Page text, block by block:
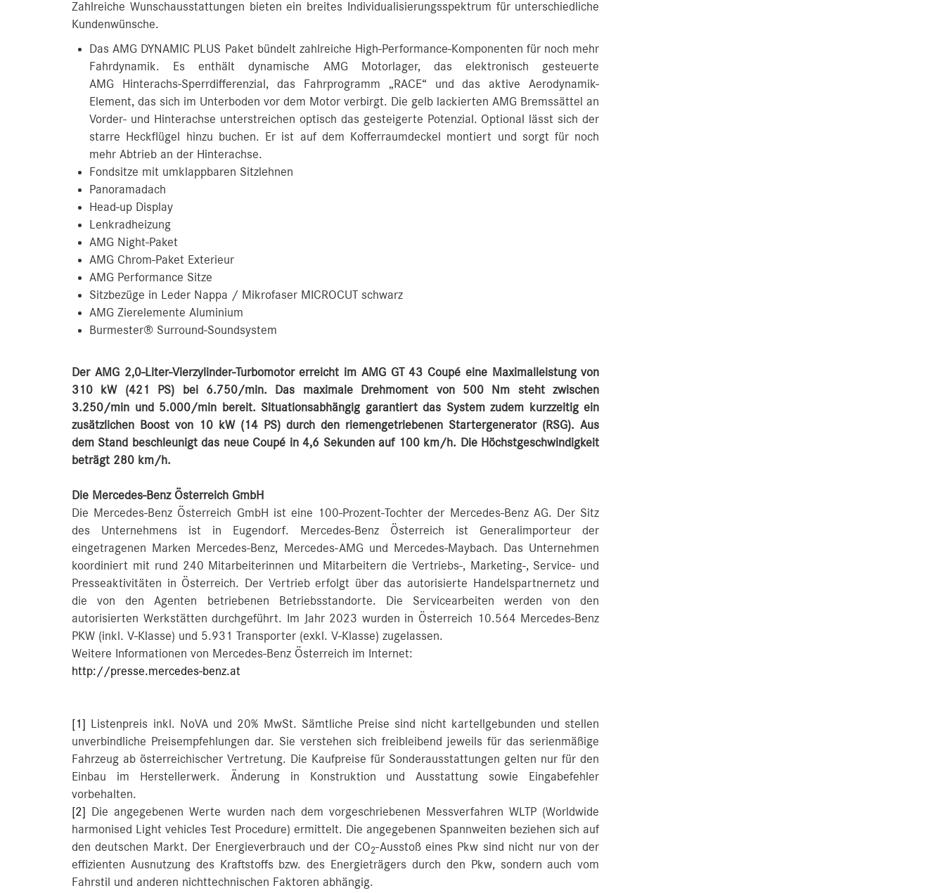
Zahlreiche Wunschausstattungen bieten ein breites Individualisierungsspektrum für unterschiedliche
Kundenwünsche.
Das AMG DYNAMIC PLUS Paket bündelt zahlreiche High-Performance-Komponenten für noch mehr
Fahrdynamik. Es enthält dynamische AMG Motorlager, das elektronisch gesteuerte
AMG Hinterachs-Sperrdifferenzial, das Fahrprogramm „RACE“ und das aktive Aerodynamik-
Element, das sich im Unterboden vor dem Motor verbirgt. Die gelb lackierten AMG Bremssättel an
Vorder- und Hinterachse unterstreichen optisch das gesteigerte Potenzial. Optional lässt sich der
starre Heckflügel hinzu buchen. Er ist auf dem Kofferraumdeckel montiert und sorgt für noch
mehr Abtrieb an der Hinterachse.
Fondsitze mit umklappbaren Sitzlehnen
Panoramadach
Head-up Display
Lenkradheizung
AMG Night-Paket
AMG Chrom-Paket Exterieur
AMG Performance Sitze
Sitzbezüge in Leder Nappa / Mikrofaser MICROCUT schwarz
AMG Zierelemente Aluminium
Burmester® Surround-Soundsystem
Der AMG 2,0-Liter-Vierzylinder-Turbomotor erreicht im AMG GT 43 Coupé eine Maximalleistung von
310 kW (421 PS) bei 6.750/min. Das maximale Drehmoment von 500 Nm steht zwischen
3.250/min und 5.000/min bereit. Situationsabhängig garantiert das System zudem kurzzeitig ein
zusätzlichen Boost von 10 kW (14 PS) durch den riemengetriebenen Startergenerator (RSG). Aus
dem Stand beschleunigt das neue Coupé in 4,6 Sekunden auf 100 km/h. Die Höchstgeschwindigkeit
beträgt 280 km/h.
Die Mercedes-Benz Österreich GmbH
Die Mercedes-Benz Österreich GmbH ist eine 100-Prozent-Tochter der Mercedes-Benz AG. Der Sitz
des Unternehmens ist in Eugendorf. Mercedes-Benz Österreich ist Generalimporteur der
eingetragenen Marken Mercedes-Benz, Mercedes-AMG und Mercedes-Maybach. Das Unternehmen
koordiniert mit rund 240 Mitarbeiterinnen und Mitarbeitern die Vertriebs-, Marketing-, Service- und
Presseaktivitäten in Österreich. Der Vertrieb erfolgt über das autorisierte Handelspartnernetz und
die von den Agenten betriebenen Betriebsstandorte. Die Servicearbeiten werden von den
autorisierten Werkstätten durchgeführt. Im Jahr 2023 wurden in Österreich 10.564 Mercedes-Benz
PKW (inkl. V-Klasse) und 5.931 Transporter (exkl. V-Klasse) zugelassen.
Weitere Informationen von Mercedes-Benz Österreich im Internet:
http://presse.mercedes-benz.at
[1]
Listenpreis inkl. NoVA und 20% MwSt. Sämtliche Preise sind nicht kartellgebunden und stellen
unverbindliche Preisempfehlungen dar. Sie verstehen sich freibleibend jeweils für das serienmäßige
Fahrzeug ab österreichischer Vertretung. Die Kaufpreise für Sonderausstattungen gelten nur für den
Einbau im Herstellerwerk. Änderung in Konstruktion und Ausstattung sowie Eingabefehler
vorbehalten.
[2]
Die angegebenen Werte wurden nach dem vorgeschriebenen Messverfahren WLTP (Worldwide
harmonised Light vehicles Test Procedure) ermittelt. Die angegebenen Spannweiten beziehen sich auf
den deutschen Markt. Der Energieverbrauch und der CO2-Ausstoß eines Pkw sind nicht nur von der
effizienten Ausnutzung des Kraftstoffs bzw. des Energieträgers durch den Pkw, sondern auch vom
Fahrstil und anderen nichttechnischen Faktoren abhängig.